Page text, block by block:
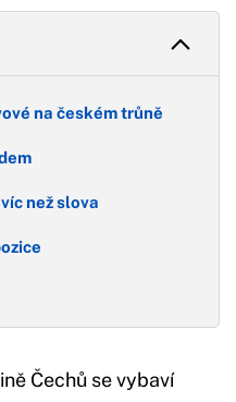
na českém trůně
než slova
Čechů se vybaví